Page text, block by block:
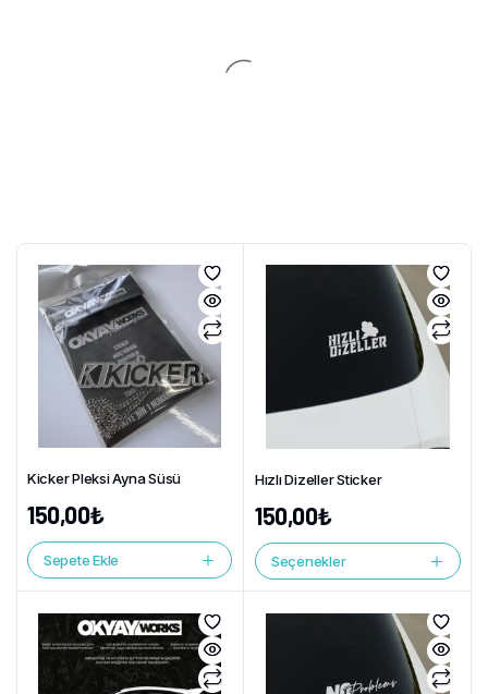
Kicker Pleksi Ayna Süsü
150,00₺
Sepete Ekle
Hızlı Dizeller Sticker
150,00₺
Seçenekler